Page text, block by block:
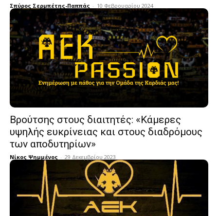
Σπύρος Σερμπέτης-Παππάς - 10 Φεβρουαρίου 2024
Βρούτσης στους διαιτητές: «Κάμερες
υψηλής ευκρίνειας και στους διαδρόμους
των αποδυτηρίων»
Νίκος Ψημμένος - 29 Δεκεμβρίου 2023